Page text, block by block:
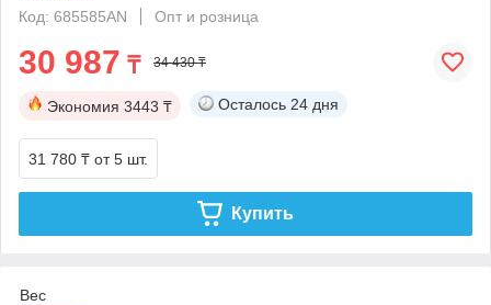
Код: 685585AN
Опт и розница
30 987 ₸ 34 430 ₸
Экономия 3443 ₸ Осталось 24 дня
31 780 ₸ от 5 шт.
Купить
Вес